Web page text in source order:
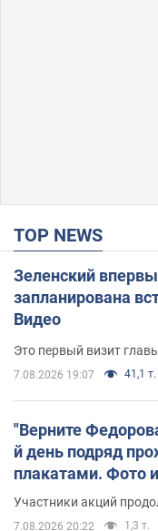
TOP NEWS
Зеленский
запланирована
Видео
Это первый визит
7.08.2026 19:07 41,1 т.
"Верните
й день подряд
плакатами. Фото
Участники акций
7.08.2026 20:22 1,3 т.